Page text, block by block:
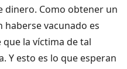
dinero. Como obtener un
haberse vacunado es
la víctima de tal
Y esto es lo que esperan